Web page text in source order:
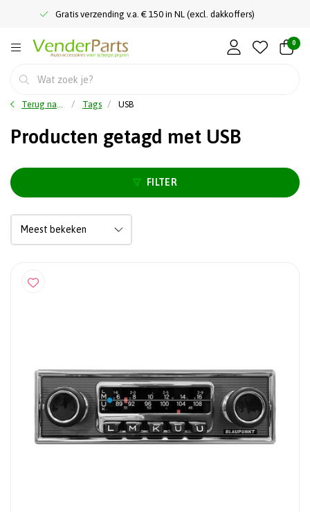
Gratis verzending v.a. € 150 in NL (excl. dakkoffers)
0
Terug naar home Tags USB
Producten getagd met USB
FILTER